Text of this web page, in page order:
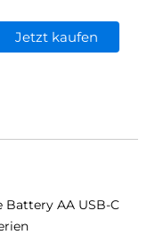
Jetzt kaufen
Battery AA USB-C